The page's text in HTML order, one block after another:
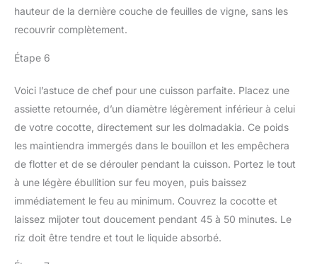
hauteur de la dernière couche de feuilles de vigne, sans les
recouvrir complètement.
Étape 6
Voici l’astuce de chef pour une cuisson parfaite. Placez une
assiette retournée, d’un diamètre légèrement inférieur à celui
de votre cocotte, directement sur les dolmadakia. Ce poids
les maintiendra immergés dans le bouillon et les empêchera
de flotter et de se dérouler pendant la cuisson. Portez le tout
à une légère ébullition sur feu moyen, puis baissez
immédiatement le feu au minimum. Couvrez la cocotte et
laissez mijoter tout doucement pendant 45 à 50 minutes. Le
riz doit être tendre et tout le liquide absorbé.